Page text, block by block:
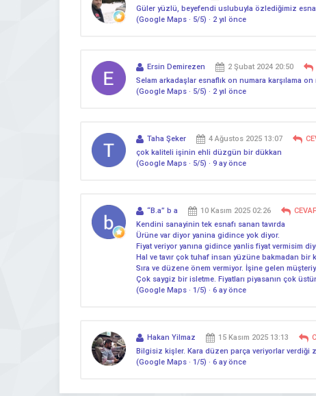
Güler yüzlü, beyefendi uslubuyla özlediğimiz
(Google Maps · 5/5) · 2 yıl önce
Ersin Demirezen 2 Şubat 2024 20:50
Selam arkadaşlar esnaflık on numara karşılama
(Google Maps · 5/5) · 2 yıl önce
Taha Şeker 4 Ağustos 2025 13:07
çok kaliteli işinin ehli düzgün bir dükkan
(Google Maps · 5/5) · 9 ay önce
“B.a” b a 10 Kasım 2025 02:26
Kendini sanayinin tek esnafı sanan tavırda
Ürüne var diyor yanina gidince yok diyor.
Fiyat veriyor yanına gidince yanlis fiyat vermisim
Hal ve tavır çok tuhaf insan yüzüne bakmadan bir
Sıra ve düzene önem vermiyor. İşine gelen
Çok saygiz bir isletme. Fiyatları piyasanın çok
(Google Maps · 1/5) · 6 ay önce
Hakan Yilmaz 15 Kasım 2025 13:13
Bilgisiz kişler. Kara düzen parça veriyorlar verdiği
(Google Maps · 1/5) · 6 ay önce